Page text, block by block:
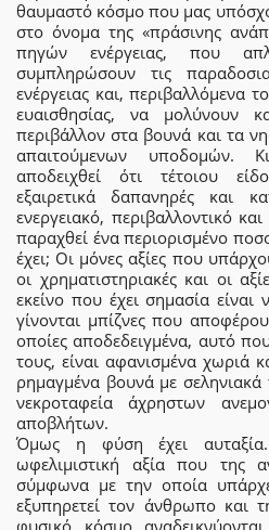
θαυμαστό κόσμο που μας
στο όνομα της «πράσινης
πηγών ενέργειας, που
συμπληρώσουν τις
ενέργειας και, περιβαλλόμενα
ευαισθησίας, να μολύνουν
περιβάλλον στα βουνά και τα
απαιτούμενων υποδομών.
αποδειχθεί ότι τέτοιου
εξαιρετικά δαπανηρές και
ενεργειακό, περιβαλλοντικό
παραχθεί ένα περιορισμένο
έχει; Οι μόνες αξίες που
οι χρηματιστηριακές και οι
εκείνο που έχει σημασία είναι
γίνονται μπίζνες που
οποίες αποδεδειγμένα, αυτό
τους, είναι αφανισμένα χωριά
ρημαγμένα βουνά με
νεκροταφεία άχρηστων
αποβλήτων.
Όμως η φύση έχει
ωφελιμιστική αξία που της
σύμφωνα με την οποία
εξυπηρετεί τον άνθρωπο και
φυσικό κόσμο